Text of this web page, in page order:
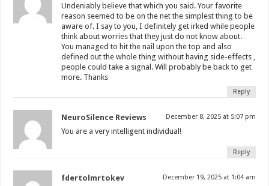
Undeniably believe that which you said. Your favorite
reason seemed to be on the net the simplest thing to be
aware of. I say to you, I definitely get irked while people
think about worries that they just do not know about.
You managed to hit the nail upon the top and also
defined out the whole thing without having side-effects ,
people could take a signal. Will probably be back to get
more. Thanks
Reply
NeuroSilence Reviews December 8, 2025 at 5:07 pm
You are a very intelligent individual!
Reply
fdertolmrtokev December 19, 2025 at 1:04 am